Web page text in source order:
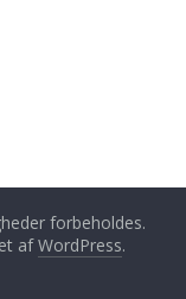
forbeholdes.
afWordPress.